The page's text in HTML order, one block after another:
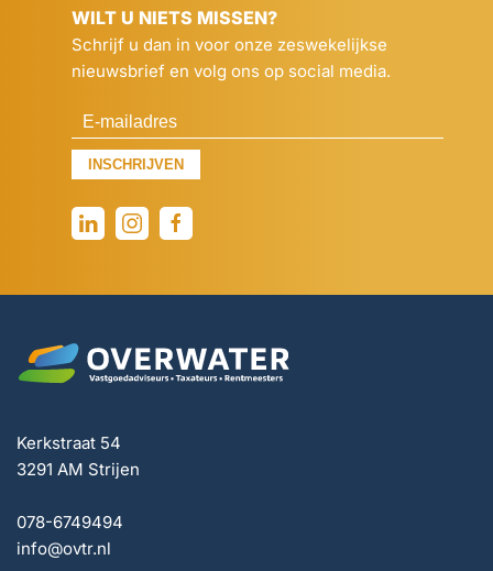
WILT U NIETS MISSEN?
Schrijf u dan in voor onze zeswekelijkse
nieuwsbrief en volg ons op social media.
INSCHRIJVEN
Kerkstraat 54
3291 AM Strijen
078-6749494
info@ovtr.nl